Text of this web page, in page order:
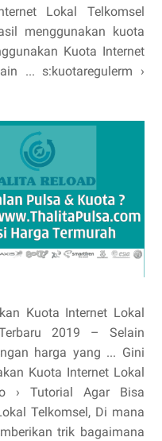
Lokal Telkomsel
menggunakan kuota
Kuota Internet
... s:kuotaregulerm ›
Kuota Internet Lokal
2019 – Selain
harga yang ... Gini
Kuota Internet Lokal
› Tutorial Agar Bisa
Telkomsel, Di mana
trik bagaimana